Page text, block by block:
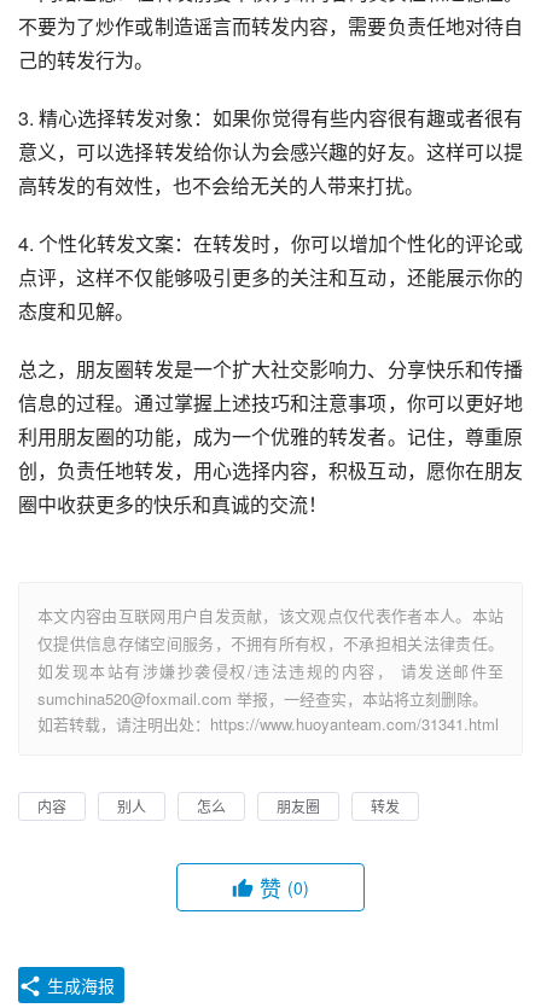
不要为了炒作或制造谣言而转发内容，需要负责任地对待自
己的转发行为。
3. 精心选择转发对象：如果你觉得有些内容很有趣或者很有
意义，可以选择转发给你认为会感兴趣的好友。这样可以提
高转发的有效性，也不会给无关的人带来打扰。
4. 个性化转发文案：在转发时，你可以增加个性化的评论或
点评，这样不仅能够吸引更多的关注和互动，还能展示你的
态度和见解。
总之，朋友圈转发是一个扩大社交影响力、分享快乐和传播
信息的过程。通过掌握上述技巧和注意事项，你可以更好地
利用朋友圈的功能，成为一个优雅的转发者。记住，尊重原
创，负责任地转发，用心选择内容，积极互动，愿你在朋友
圈中收获更多的快乐和真诚的交流！
本文内容由互联网用户自发贡献，该文观点仅代表作者本人。本站
仅提供信息存储空间服务，不拥有所有权，不承担相关法律责任。
如发现本站有涉嫌抄袭侵权/违法违规的内容， 请发送邮件至
sumchina520@foxmail.com 举报，一经查实，本站将立刻删除。
如若转载，请注明出处：https://www.huoyanteam.com/31341.html
内容 别人 怎么 朋友圈 转发
赞 (0)
生成海报